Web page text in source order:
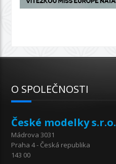
O SPOLEČNOSTI
České modelky s.r.o.
Mádrova 3031
Praha 4 - Česká republika
143 00